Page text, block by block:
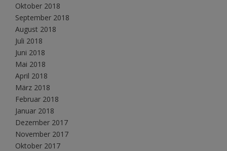
Oktober 2018
September 2018
August 2018
Juli 2018
Juni 2018
Mai 2018
April 2018
März 2018
Februar 2018
Januar 2018
Dezember 2017
November 2017
Oktober 2017